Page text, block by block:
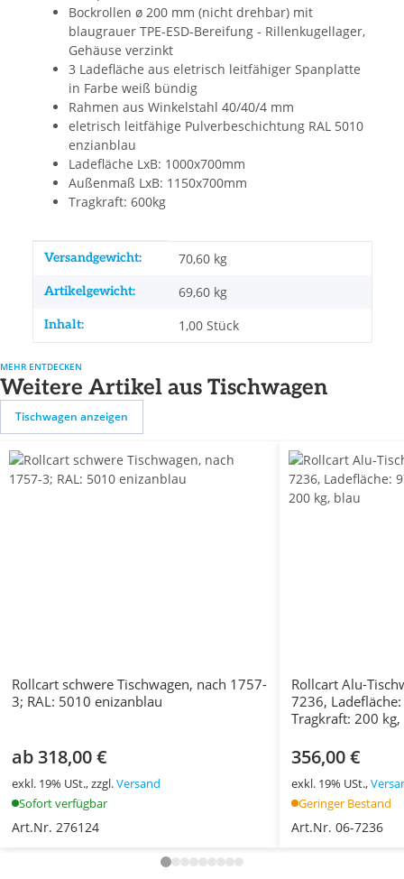
Bockrollen ø 200 mm (nicht drehbar) mit
blaugrauer TPE-ESD-Bereifung - Rillenkugellager,
Gehäuse verzinkt
3 Ladefläche aus eletrisch leitfähiger Spanplatte
in Farbe weiß bündig
Rahmen aus Winkelstahl 40/40/4 mm
eletrisch leitfähige Pulverbeschichtung RAL 5010
enzianblau
Ladefläche LxB: 1000x700mm
Außenmaß LxB: 1150x700mm
Tragkraft: 600kg
Produkteigenschaft
Wert
Versandgewicht: 70,60 kg
Artikelgewicht: 69,60 kg
Inhalt: 1,00 Stück
MEHR ENTDECKEN
Weitere Artikel aus Tischwagen
Tischwagen anzeigen
Rollcart schwere Tischwagen, nach 1757-
3; RAL: 5010 enizanblau
ab 318,00 €
exkl. 19% USt., zzgl.Versand
Sofort verfügbar
Art.Nr. 276124
Rollcart Alu-
7236,
Tragkraft: 200
356,00 €
exkl. 19% USt.,
Geringer Bestand
Art.Nr. 06-7236